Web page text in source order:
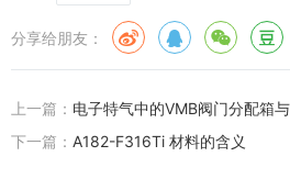
分享给朋友：
上一篇： 电子特气中的VMB阀门分配箱与VMP阀门分
下一篇： A182-F316Ti 材料的含义